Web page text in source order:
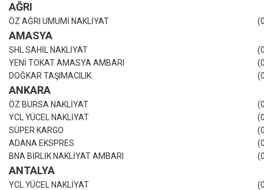
AĞRI
ÖZ AĞRI UMUMİ NAKLİYAT
AMASYA
SHL SAHİL NAKLİYAT
YENİ TOKAT AMASYA AMBARI
DOĞKAR TAŞIMACILIK
ANKARA
ÖZ BURSA NAKLİYAT
YCL YÜCEL NAKLİYAT
SÜPER KARGO
ADANA EKSPRES
BNA BİRLİK NAKLİYAT AMBARI
ANTALYA
YCL YÜCEL NAKLİYAT